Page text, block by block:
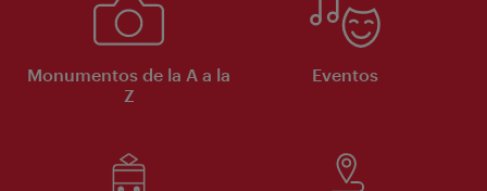
Monumentos de la A a la
Z
Eventos